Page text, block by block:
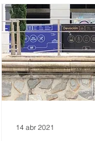
14 abr 2021